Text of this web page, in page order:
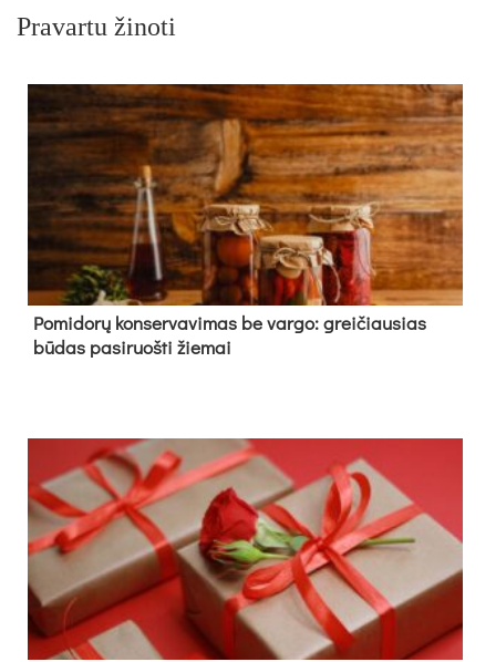
Pravartu žinoti
Pomidorų konservavimas be vargo: greičiausias
būdas pasiruošti žiemai